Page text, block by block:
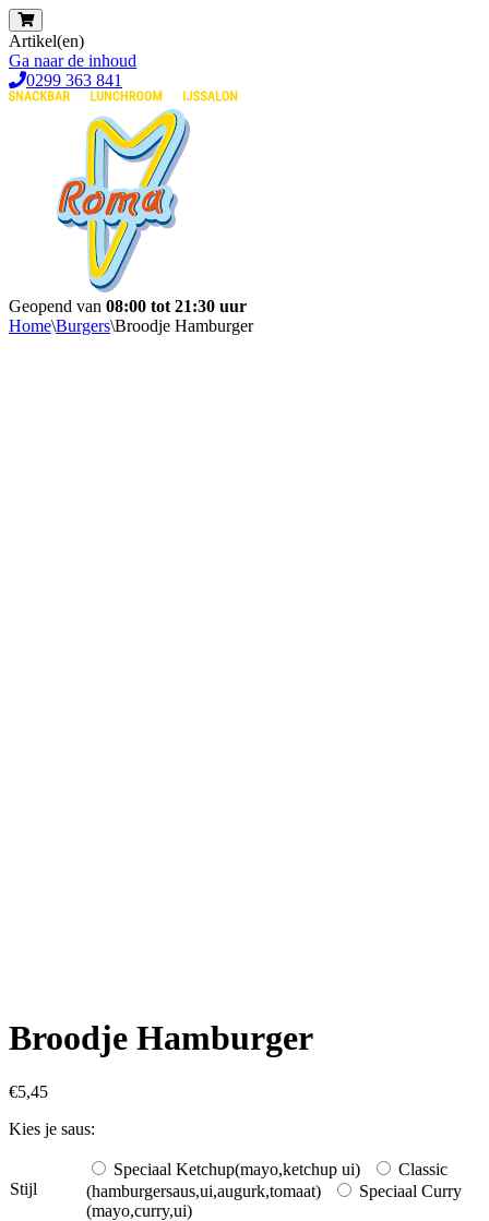
Artikel(en)
Ga naar de inhoud
0299 363 841
Geopend van 08:00 tot 21:30 uur
Home\Burgers\Broodje Hamburger
Broodje Hamburger
€5,45
Kies je saus:
Stijl
Speciaal Ketchup(mayo,ketchup ui)
Classic
(hamburgersaus,ui,augurk,tomaat)
Speciaal Curry
(mayo,curry,ui)